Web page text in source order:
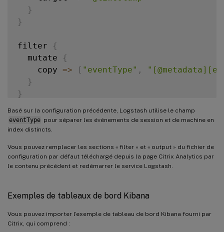
}
}
filter
{
  mutate
{
copy => [ "eventType" ,
}
}
filter {
  mutate
}
}
output
  elasticsearch
{
hosts => ["<your logstash host :
index
=>
Basé sur la configuration précédente, Logstash utilise le champ
eventType pour séparer les événements de session et de machine en
index distincts.
Vous pouvez remplacer les sections « filter » et « output » du fichier de
configuration par défaut téléchargé depuis la page Citrix Analytics par
le contenu précédent et redémarrer le service Logstash.
Exemples de tableaux de bord Kibana
Vous pouvez importer l’exemple de tableau de bord Kibana fourni par
Citrix, qui comprend :